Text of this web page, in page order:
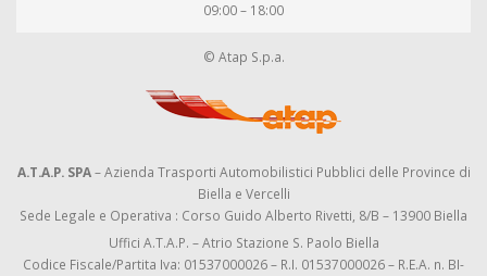
09:00 – 18:00
© Atap S.p.a.
A.T.A.P. SPA– Azienda Trasporti Automobilistici Pubblici delle Province di
Biella e Vercelli
Sede Legale e Operativa : Corso Guido Alberto Rivetti, 8/B – 13900 Biella
Uffici A.T.A.P. – Atrio Stazione S. Paolo Biella
Codice Fiscale/Partita Iva: 01537000026 – R.I. 01537000026 – R.E.A. n. BI-